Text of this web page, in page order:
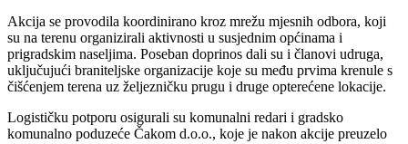
Akcija se provodila koordinirano kroz mrežu mjesnih odbora, koji
su na terenu organizirali aktivnosti u susjednim općinama i
prigradskim naseljima. Poseban doprinos dali su i članovi udruga,
uključujući braniteljske organizacije koje su među prvima krenule s
čišćenjem terena uz željezničku prugu i druge opterećene lokacije.
Logističku potporu osigurali su komunalni redari i gradsko
komunalno poduzeće Čakom d.o.o., koje je nakon akcije preuzelo